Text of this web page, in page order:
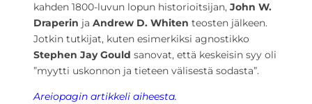
kahden 1800-luvun lopun historioitsijan, John W.
Draperin ja Andrew D. Whiten teosten jälkeen.
Jotkin tutkijat, kuten esimerkiksi agnostikko
Stephen Jay Gould sanovat, että keskeisin syy oli
”myytti uskonnon ja tieteen välisestä sodasta”.
Areiopagin artikkeli aiheesta.